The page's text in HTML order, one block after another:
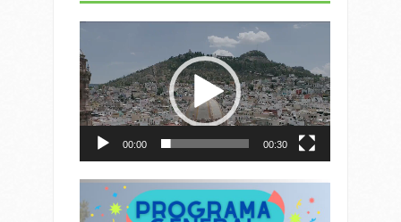
de
vídeo
00:00 00:30